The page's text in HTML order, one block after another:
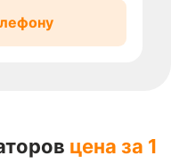
цена за 1